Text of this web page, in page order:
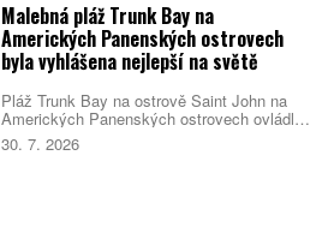
Malebná pláž Trunk Bay na
Amerických Panenských ostrovech
byla vyhlášena nejlepší na světě
Pláž Trunk Bay na ostrově Saint John na
Amerických Panenských ostrovech ovládla
žebříček nejlepších pláží světa pro rok 2026.
Rozhodla kombinace bílého písku, průzračné
30. 7. 2026